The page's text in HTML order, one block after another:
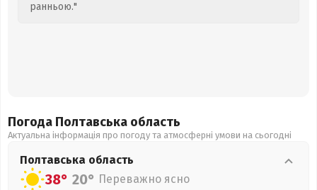
ранньою."
Погода Полтавська область
Актуальна інформація про погоду та атмосферні умови на сьогодні
Полтавська область
38° 20° Переважно ясно